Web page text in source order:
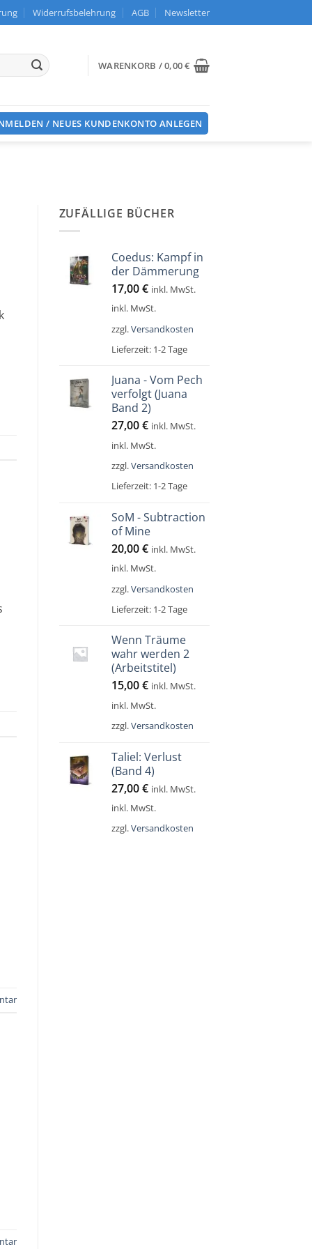
Widerrufsbelehrung AGB Newsletter
WARENKORB /0,00€
/ NEUES KUNDENKONTO ANLEGEN
ZUFÄLLIGE BÜCHER
Coedus: Kampf in
der Dämmerung
17,00€ inkl. MwSt.
inkl. MwSt.
zzgl.Versandkosten
Lieferzeit: 1-2 Tage
Juana - Vom Pech
verfolgt (Juana
Band 2)
27,00€ inkl. MwSt.
inkl. MwSt.
zzgl.Versandkosten
Lieferzeit: 1-2 Tage
SoM - Subtraction
of Mine
20,00€ inkl. MwSt.
inkl. MwSt.
zzgl.Versandkosten
Lieferzeit: 1-2 Tage
Wenn Träume
wahr werden 2
(Arbeitstitel)
15,00€ inkl. MwSt.
inkl. MwSt.
zzgl.Versandkosten
Taliel: Verlust
(Band 4)
27,00€ inkl. MwSt.
inkl. MwSt.
zzgl.Versandkosten